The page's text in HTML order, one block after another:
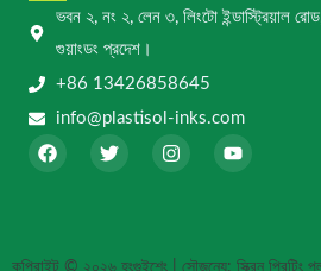
ভবন ২, নং ২, লেন ৩, লিংটো ইন্ডাস্ট্রিয়াল
গুয়াংডং প্রদেশ।
+86 13426858645
info@plastisol-inks.com
ফে
স
টু
ই
ই
ন
ই
উ